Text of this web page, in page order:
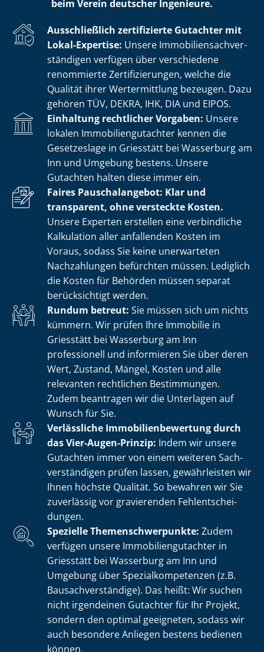
beim Verein deutscher Ingenieure.
Ausschließlich zertifizierte Gutachter mit
Lokal-Expertise: Unsere Im­mo­bi­li­en­sach­ver­
stän­di­gen verfügen über verschiedene
renommierte Zer­ti­fi­zie­run­gen, welche die
Qualität ihrer Wertermittlung bezeugen. Dazu
gehören TÜV, DEKRA, IHK, DIA und EIPOS.
Einhaltung rechtlicher Vorgaben: Unsere
lokalen Im­mo­bi­li­en­gut­ach­ter kennen die
Gesetzeslage in Griesstätt bei Wasserburg am
Inn und Umgebung bestens. Unsere
Gutachten halten diese immer ein.
Faires Pauschalangebot: Klar und
transparent, ohne versteckte Kosten.
Unsere Experten erstellen eine verbindliche
Kalkulation aller anfallenden Kosten im
Voraus, sodass Sie keine unerwarteten
Nachzahlungen befürchten müssen. Lediglich
die Kosten für Behörden müssen separat
berücksichtigt werden.
Rundum betreut: Sie müssen sich um nichts
kümmern. Wir prüfen Ihre Immobilie in
Griesstätt bei Wasserburg am Inn
professionell und informieren Sie über deren
Wert, Zustand, Mängel, Kosten und alle
relevanten rechtlichen Bestimmungen.
Zudem beantragen wir die Unterlagen auf
Wunsch für Sie.
Verlässliche Im­mo­bi­li­en­be­wer­tung durch
das Vier-Augen-Prinzip: Indem wir unsere
Gutachten immer von einem weiteren Sach­
ver­stän­di­gen prüfen lassen, gewährleisten wir
Ihnen höchste Qualität. So bewahren wir Sie
zuverlässig vor gravierenden Fehl­ent­schei­
dun­gen.
Spezielle The­men­schwer­punk­te: Zudem
verfügen unsere Im­mo­bi­li­en­gut­ach­ter in
Griesstätt bei Wasserburg am Inn und
Umgebung über Spe­zi­al­kom­pe­ten­zen (z.B.
Bau­sach­ver­stän­di­ge). Das heißt: Wir suchen
nicht irgendeinen Gutachter für Ihr Projekt,
sondern den optimal geeigneten, sodass wir
auch besondere Anliegen bestens bedienen
können.